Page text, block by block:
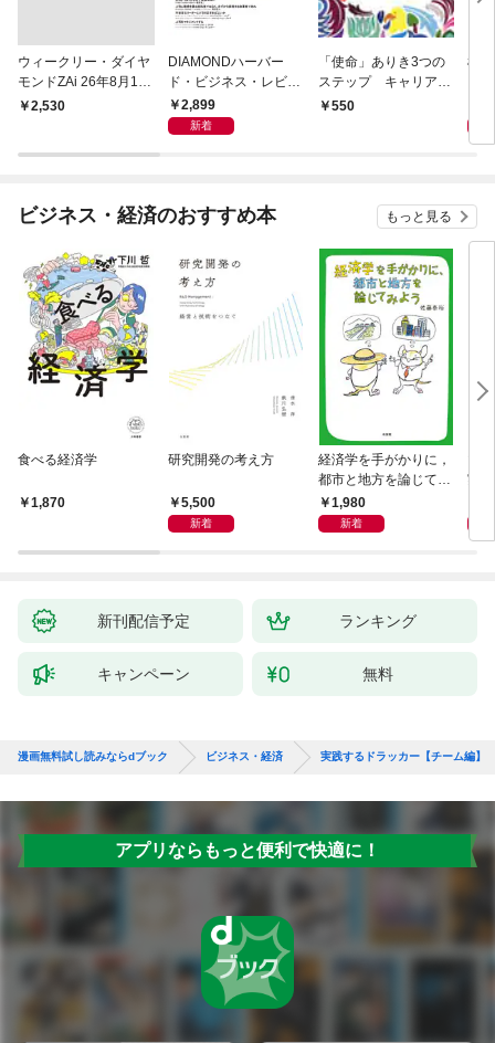
ウィークリー・ダイヤ
モンドZAi 26年8月10
日・17日合併号
￥2,530
DIAMONDハーバー
ド・ビジネス・レビュ
ー 2026年9月号 特集
「上司をマネジメント
2,899
新着
「使命」ありき3つの
ステップ キャリアの
成功とは何か
550
極
ビジネス・経済のおすすめ本 もっと見る
食べる経済学
1,870
研究開発の考え方
5,500
新着
経済学を手がかりに，
都市と地方を論じてみ
よう1,980
新着
実
新刊配信予定 ランキング
キャンペーン 無料
漫画無料試し読みならdブック ビジネス・経済 実践するドラッカー【チーム編】
アプリならもっと便利で快適に！